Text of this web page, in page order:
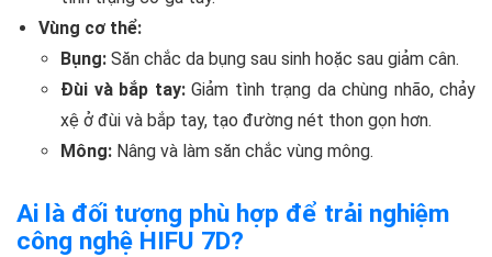
Vùng cơ thể:
Bụng: Săn chắc da bụng sau sinh hoặc sau giảm cân.
Đùi và bắp tay:Giảm tình trạng da chùng nhão, chảy
xệ ở đùi và bắp tay, tạo đường nét thon gọn hơn.
Mông: Nâng và làm săn chắc vùng mông.
Ai là đối tượng phù hợp để trải nghiệm
công nghệ HIFU 7D?